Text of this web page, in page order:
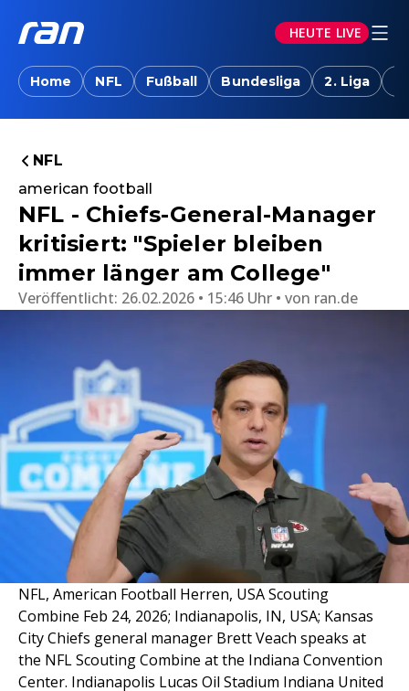
HEUTE LIVE
Home NFL Fußball Bundesliga 2. Liga
NFL
american football
NFL - Chiefs-General-Manager
kritisiert: "Spieler bleiben
immer länger am College"
Veröffentlicht: 26.02.2026 • 15:46 Uhr von ran.de
NFL, American Football Herren, USA Scouting
Combine Feb 24, 2026; Indianapolis, IN, USA; Kansas
City Chiefs general manager Brett Veach speaks at
the NFL Scouting Combine at the Indiana Convention
Center. Indianapolis Lucas Oil Stadium Indiana United